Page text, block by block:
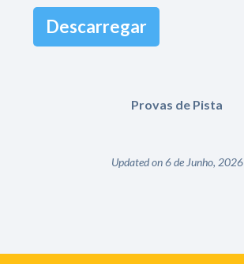
Descarregar
Provas de Pista
Updated on 6 de Junho, 2026